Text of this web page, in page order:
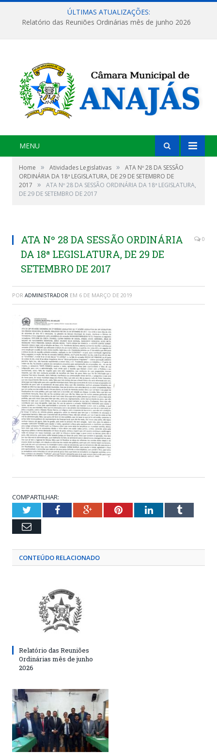
ÚLTIMAS ATUALIZAÇÕES:
Relatório das Reuniões Ordinárias mês de junho 2026
MENU
Home » Atividades Legislativas »
ATA Nº 28 DA SESSÃO
ORDINÁRIA DA 18ª LEGISLATURA, DE 29 DE SETEMBRO DE
2017
»
ATA Nº 28 DA SESSÃO ORDINÁRIA DA 18ª LEGISLATURA,
DE 29 DE SETEMBRO DE 2017
ATA Nº 28 DA SESSÃO ORDINÁRIA
DA 18ª LEGISLATURA, DE 29 DE
SETEMBRO DE 2017
0
POR ADMINISTRADOR EM 6 DE MARÇO DE 2019
COMPARTILHAR:
TwitterFacebookGoogle+PinterestLinkedInTumblr
Email
CONTEÚDO RELACIONADO
Relatório das Reuniões
Ordinárias mês de junho
2026